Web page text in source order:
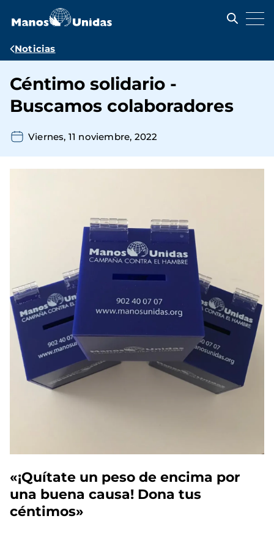
contenido
Ruta
navegación
Noticias
Céntimo solidario -
Buscamos colaboradores
Viernes, 11 noviembre, 2022
«¡Quítate un peso de encima por
una buena causa! Dona tus
céntimos»